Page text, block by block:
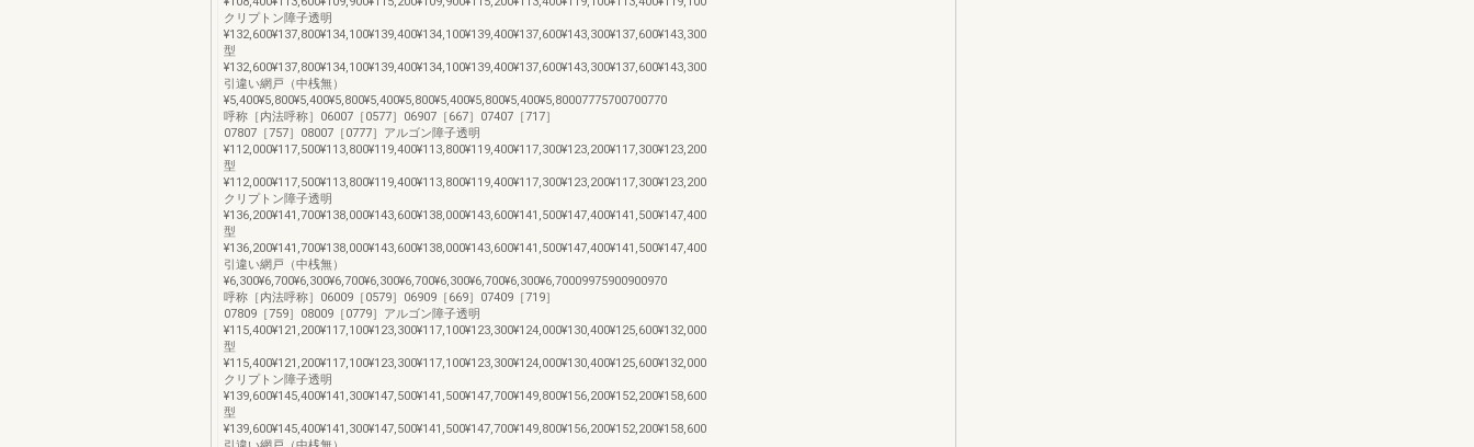
クリプトン障子透明
¥132,600¥137,800¥134,100¥139,400¥134,100¥139,400¥137,600¥143,300¥137,600¥143,300
型
¥132,600¥137,800¥134,100¥139,400¥134,100¥139,400¥137,600¥143,300¥137,600¥143,300
引違い網戸（中桟無）
¥5,400¥5,800¥5,400¥5,800¥5,400¥5,800¥5,400¥5,800¥5,400¥5,80007775700700770
呼称［内法呼称］06007［0577］06907［667］07407［717］
07807［757］08007［0777］アルゴン障子透明
¥112,000¥117,500¥113,800¥119,400¥113,800¥119,400¥117,300¥123,200¥117,300¥123,200
型
¥112,000¥117,500¥113,800¥119,400¥113,800¥119,400¥117,300¥123,200¥117,300¥123,200
クリプトン障子透明
¥136,200¥141,700¥138,000¥143,600¥138,000¥143,600¥141,500¥147,400¥141,500¥147,400
型
¥136,200¥141,700¥138,000¥143,600¥138,000¥143,600¥141,500¥147,400¥141,500¥147,400
引違い網戸（中桟無）
¥6,300¥6,700¥6,300¥6,700¥6,300¥6,700¥6,300¥6,700¥6,300¥6,70009975900900970
呼称［内法呼称］06009［0579］06909［669］07409［719］
07809［759］08009［0779］アルゴン障子透明
¥115,400¥121,200¥117,100¥123,300¥117,100¥123,300¥124,000¥130,400¥125,600¥132,000
型
¥115,400¥121,200¥117,100¥123,300¥117,100¥123,300¥124,000¥130,400¥125,600¥132,000
クリプトン障子透明
¥139,600¥145,400¥141,300¥147,500¥141,500¥147,700¥149,800¥156,200¥152,200¥158,600
型
¥139,600¥145,400¥141,300¥147,500¥141,500¥147,700¥149,800¥156,200¥152,200¥158,600